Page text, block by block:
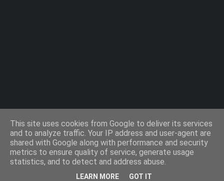
Design by -Templateify
This site uses cookies from Google to deliver its services
and to analyze traffic. Your IP address and user-agent are
shared with Google along with performance and security
metrics to ensure quality of service, generate usage
statistics, and to detect and address abuse.
LEARN MORE GOT IT